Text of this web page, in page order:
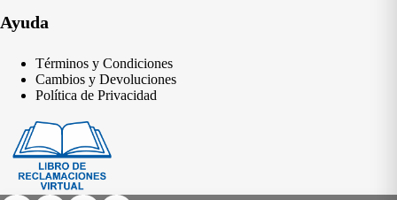
Ayuda
Términos y Condiciones
Cambios y Devoluciones
Política de Privacidad